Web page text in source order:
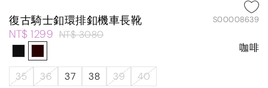
復古騎士釦環排釦機車長靴 S00008639
NT$ 1299 NT$ 3080
咖啡
35 36 37 38 39
40